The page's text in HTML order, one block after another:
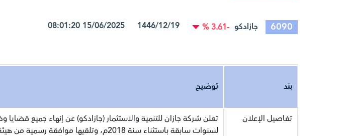
6090 جازادكو -3.61 %
1446/12/19 15/06/2025 08:01:20
بند توضيح
تفاصيل الإعلان
تعلن شركة جازان للتنمية والاستثمار (جازادكو) عن إنهاء جميع قضايا
لسنوات سابقة باستثناء سنة 2018م، وتلقيها موافقة